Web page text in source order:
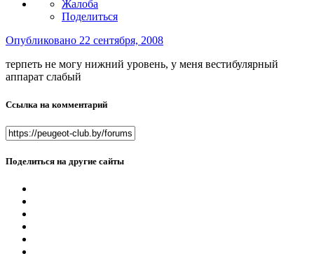
Жалоба
Поделиться
Опубликовано 22 сентября, 2008
терпеть не могу нижний уровень, у меня вестибулярный
аппарат слабый
Ссылка на комментарий
Поделиться на другие сайты